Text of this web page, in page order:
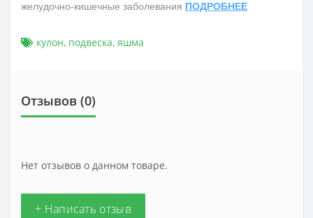
желудочно-кишечные заболевания ПОДРОБНЕЕ
кулон, подвеска, яшма
Отзывов (0)
Нет отзывов о данном товаре.
+ Написать отзыв